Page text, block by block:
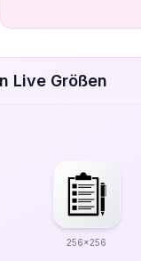
Live Größen
256x256